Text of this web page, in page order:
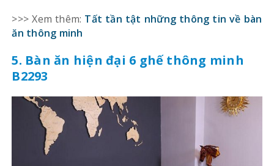
>>> Xem thêm: Tất tần tật những thông tin về bàn
ăn thông minh
5. Bàn ăn hiện đại 6 ghế thông minh
B2293